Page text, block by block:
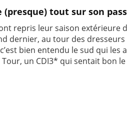
tout sur son
repris leur saison extérieure
dernier, au tour des dresseurs
bien entendu le sud qui les a
un CDI3* qui sentait bon